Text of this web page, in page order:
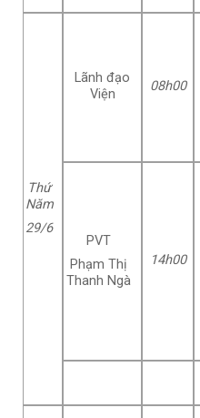
Thứ
Năm
29/6
Lãnh đạo
Viện
08h00
PVT
Phạm Thị
Thanh Ngà
14h00